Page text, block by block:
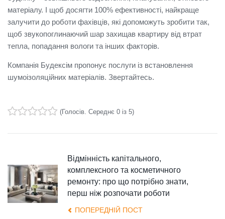
матеріалу. І щоб досягти 100% ефективності, найкраще
залучити до роботи фахівців, які допоможуть зробити так,
щоб звукопоглинаючий шар захищав квартиру від втрат
тепла, попадання вологи та інших факторів.
Компанія Будексім пропонує послуги із встановлення
шумоізоляційних матеріалів. Звертайтесь.
(Голосів. Середнє 0 із 5)
Відмінність капітального,
комплексного та косметичного
ремонту: про що потрібно знати,
перш ніж розпочати роботи
ПОПЕРЕДНІЙ ПОСТ